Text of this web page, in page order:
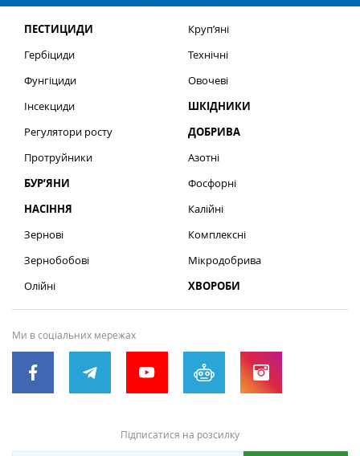
ПЕСТИЦИДИ
Гербіциди
Фунгіциди
Інсекциди
Регулятори росту
Протруйники
БУР’ЯНИ
НАСІННЯ
Зернові
Зернобобові
Олійні
Круп’яні
Технічні
Овочеві
ШКІДНИКИ
ДОБРИВА
Азотні
Фосфорні
Калійні
Комплексні
Мікродобрива
ХВОРОБИ
Ми в соціальних мережах
Підписатися на розсилку